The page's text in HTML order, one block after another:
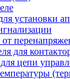
установки
для
цепи